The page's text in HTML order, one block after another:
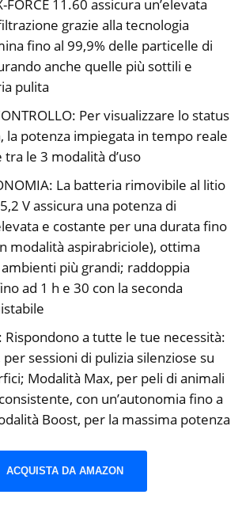
11.60 assicura un’elevata
grazie alla tecnologia
fino al 99,9% delle particelle di
anche quelle più sottili e
pulita
Per visualizzare lo status
la potenza impiegata in tempo reale
le 3 modalità d’uso
La batteria rimovibile al litio
V assicura una potenza di
e costante per una durata fino
modalità aspirabriciole), ottima
più grandi; raddoppia
ad 1 h e 30 con la seconda
Rispondono a tutte le tue necessità:
per sessioni di pulizia silenziose su
Modalità Max, per peli di animali
con un’autonomia fino a
Boost, per la massima potenza
ACQUISTA DA AMAZON